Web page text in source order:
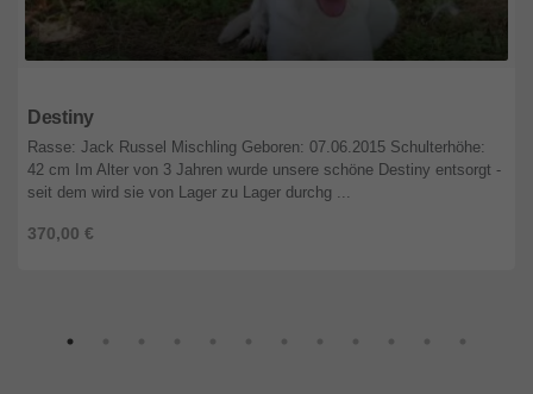
Destiny
370,00 €
Rasse: Jack Russel Mischling Geboren: 07.06.2015 Schulterhöhe:
42 cm Im Alter von 3 Jahren wurde unsere schöne Destiny entsorgt -
seit dem wird sie von Lager zu Lager durchg ...